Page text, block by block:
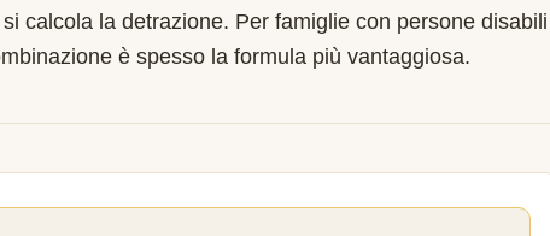
calcola la detrazione. Per famiglie con persone disabili
è spesso la formula più vantaggiosa.